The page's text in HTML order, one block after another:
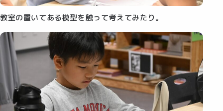
教室の置いてある模型を触って考えてみたり。